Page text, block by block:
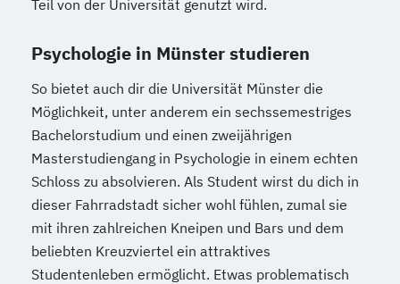
Teil von der Universität genutzt wird.
Psychologie in Münster studieren
So bietet auch dir die Universität Münster die
Möglichkeit, unter anderem ein sechssemestriges
Bachelorstudium und einen zweijährigen
Masterstudiengang in Psychologie in einem echten
Schloss zu absolvieren. Als Student wirst du dich in
dieser Fahrradstadt sicher wohl fühlen, zumal sie
mit ihren zahlreichen Kneipen und Bars und dem
beliebten Kreuzviertel ein attraktives
Studentenleben ermöglicht. Etwas problematisch